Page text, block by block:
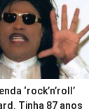
‘rock’n’roll’
Tinha 87 anos